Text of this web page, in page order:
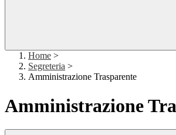
Home >
Segreteria >
Amministrazione Trasparente
Amministrazione